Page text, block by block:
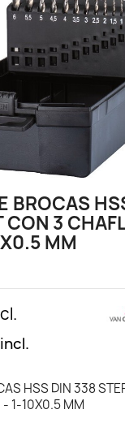
BROCAS
CON 3
MM
HSS DIN 338
- 1-10X0.5 MM